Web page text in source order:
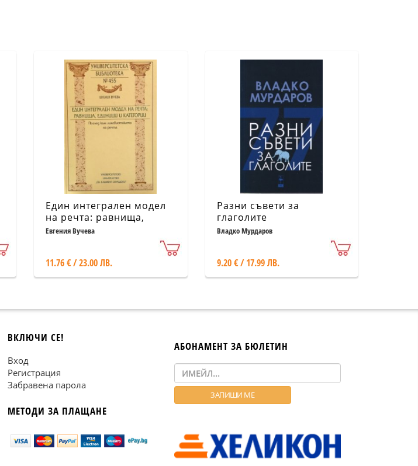
Един интегрален модел
на речта: равнища,
единици и категории
Евгения Вучева
11.76 € / 23.00 ЛВ.
Разни съвети за
глаголите
Владко Мурдаров
9.20 € / 17.99 ЛВ.
ВКЛЮЧИ СЕ!
Вход
Регистрация
Забравена парола
МЕТОДИ ЗА ПЛАЩАНЕ
АБОНАМЕНТ ЗА БЮЛЕТИН